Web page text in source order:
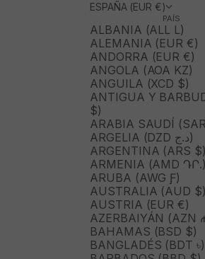
ESPAÑA (EUR €)
PAÍS
ALBANIA (ALL L)
ALEMANIA (EUR €)
ANDORRA (EUR €)
ANGOLA (AOA KZ)
ANGUILA (XCD $)
ANTIGUA Y
$)
ARGELIA (DZD د.ج)
ARGENTINA (ARS $)
ARMENIA (AMD ԴՐ.)
ARUBA (AWG Ƒ)
AUSTRALIA (AUD $)
AUSTRIA (EUR €)
AZERBAIYÁN (AZN
BAHAMAS (BSD $)
BANGLADÉS (BDT ৳)